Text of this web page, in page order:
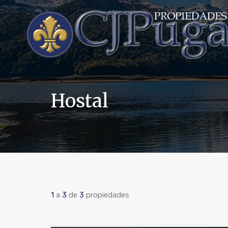
Hostal
1 a 3 de 3 propiedades